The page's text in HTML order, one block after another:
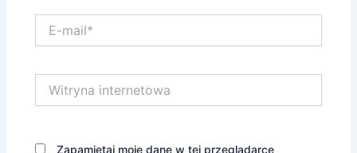
mail*
internetowa
Zapamiętaj moje dane w tej przeglądarce